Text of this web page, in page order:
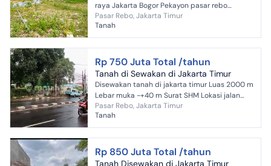
raya Jakarta Bogor Pekayon pasar rebo
Jakarta timur. LT 1400 m2 girik ppjb, pbb.
pinggir jln raya Jaka...
Pasar Rebo, Jakarta Timur
Tanah
Rp 750 Juta Total /tahun
Tanah di Sewakan di Jakarta Timur
Disewakan tanah di jakarta timur Luas 2000 m
Lebar muka -+40 m Surat SHM Lokasi jalan
raya bogor pekayon jakarta timur. Sudah
pagar keliling Cocok...
Pasar Rebo, Jakarta Timur
Tanah
Rp 850 Juta Total /tahun
Tanah Disewakan di Jakarta Timur